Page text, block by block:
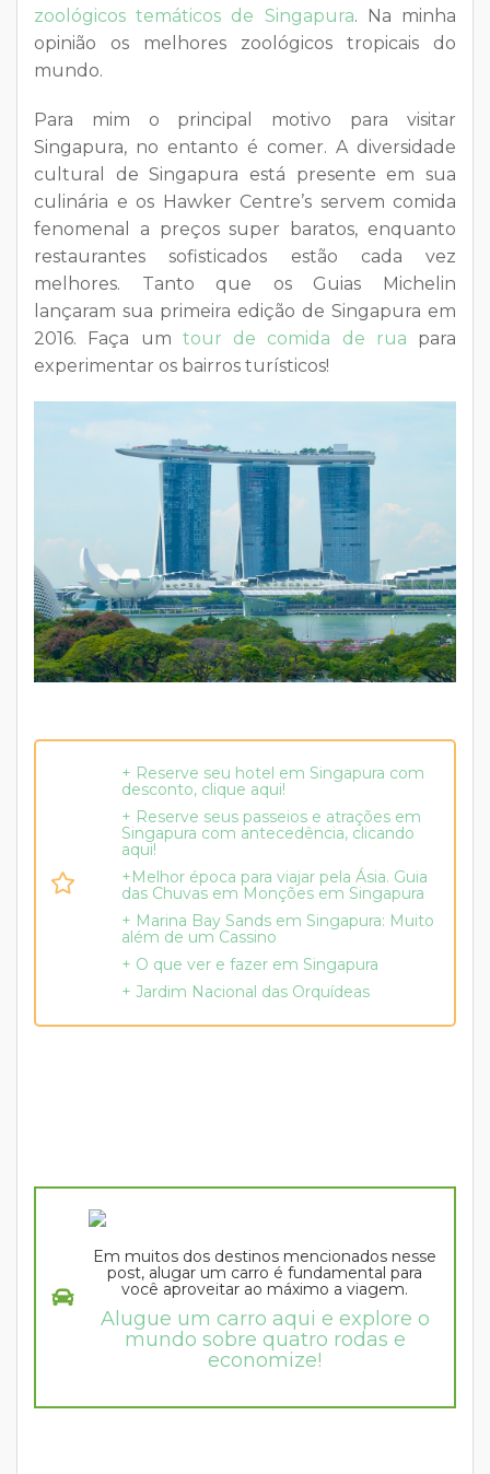
zoológicos temáticos de Singapura. Na minha
opinião os melhores zoológicos tropicais do
mundo.
Para mim o principal motivo para visitar
Singapura, no entanto é comer. A diversidade
cultural de Singapura está presente em sua
culinária e os Hawker Centre’s servem comida
fenomenal a preços super baratos, enquanto
restaurantes sofisticados estão cada vez
melhores. Tanto que os Guias Michelin
lançaram sua primeira edição de Singapura em
2016. Faça um tour de comida de rua para
experimentar os bairros turísticos!
+ Reserve seu hotel em Singapura com
desconto, clique aqui!
+ Reserve seus passeios e atrações em
Singapura com antecedência, clicando
aqui!
+Melhor época para viajar pela Ásia. Guia
das Chuvas em Monções em Singapura
+ Marina Bay Sands em Singapura: Muito
além de um Cassino
+ O que ver e fazer em Singapura
+ Jardim Nacional das Orquídeas
Em muitos dos destinos mencionados nesse
post, alugar um carro é fundamental para
você aproveitar ao máximo a viagem.
Alugue um carro aqui e explore o
mundo sobre quatro rodas e
economize!